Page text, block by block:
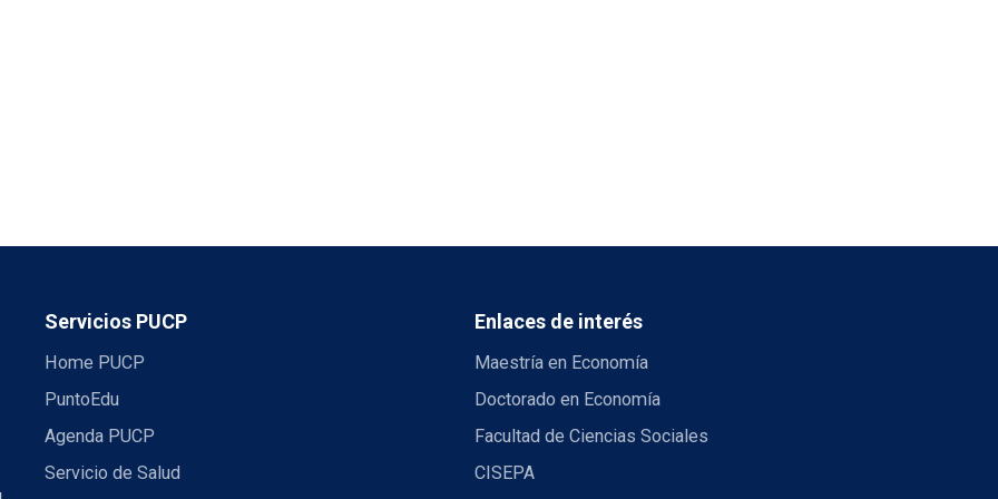
Servicios PUCP
Home PUCP
PuntoEdu
Agenda PUCP
Servicio de Salud
Enlaces de interés
Maestría en Economía
Doctorado en Economía
Facultad de Ciencias Sociales
CISEPA